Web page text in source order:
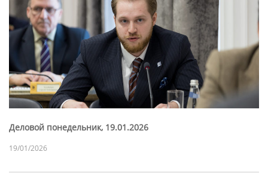
Деловой понедельник, 19.01.2026
19/01/2026